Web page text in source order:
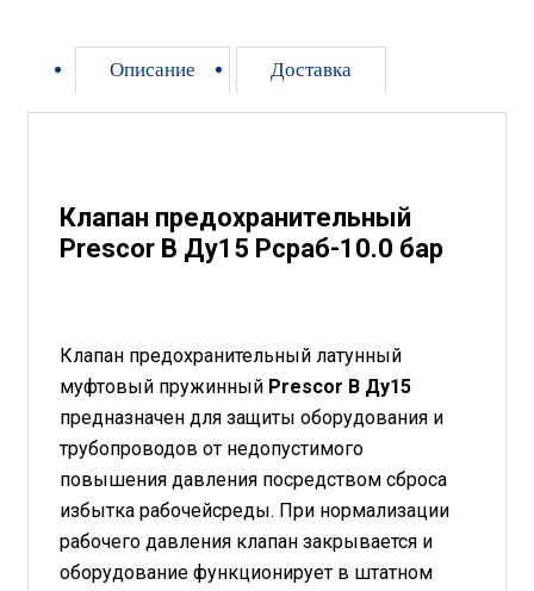
Описание Доставка
Клапан предохранительный
Prescor B Ду15 Рсраб-10.0 бар
Клапан предохранительный латунный
муфтовый пружинный Prescor B Ду15
предназначен для защиты оборудования и
трубопроводов от недопустимого
повышения давления посредством сброса
избытка рабочейсреды. При нормализации
рабочего давления клапан закрывается и
оборудование функционирует в штатном